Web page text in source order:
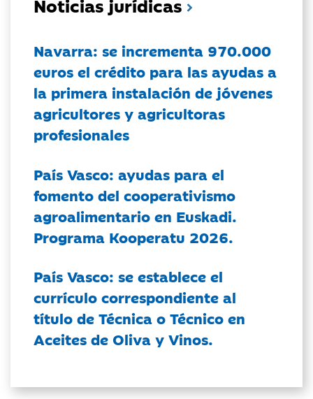
Navarra: se incrementa 970.000
euros el crédito para las ayudas a
la primera instalación de jóvenes
agricultores y agricultoras
profesionales
País Vasco: ayudas para el
fomento del cooperativismo
agroalimentario en Euskadi.
Programa Kooperatu 2026.
País Vasco: se establece el
currículo correspondiente al
título de Técnica o Técnico en
Aceites de Oliva y Vinos.